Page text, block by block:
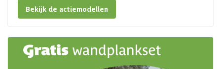
Bekijk de actiemodellen